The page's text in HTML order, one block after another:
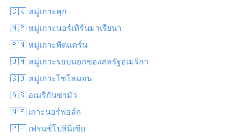
🇨🇰 หมู่เกาะคุก
🇲🇵 หมู่เกาะนอร์เทิร์นมาเรียนา
🇵🇳 หมู่เกาะพิตแคร์น
🇺🇲 หมู่เกาะรอบนอกของสหรัฐอเมริกา
🇸🇧 หมู่เกาะโซโลมอน
🇦🇸 อเมริกันซามัว
🇳🇫 เกาะนอร์ฟอล์ก
🇵🇫 เฟรนช์โปลินีเซีย